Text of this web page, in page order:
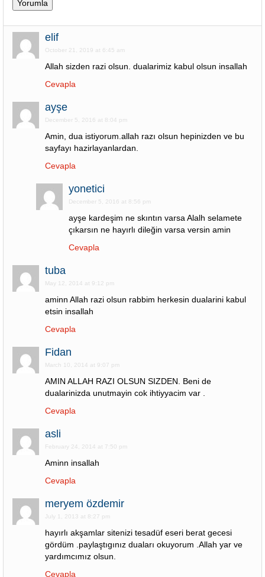
elif
October 21, 2019 at 6:45 am
Allah sizden razi olsun. dualarimiz kabul olsun insallah
Cevapla
ayşe
December 5, 2016 at 8:04 pm
Amin, dua istiyorum.allah razı olsun hepinizden ve bu
sayfayı hazirlayanlardan.
Cevapla
yonetici
December 5, 2016 at 8:56 pm
ayşe kardeşim ne skıntın varsa Alalh selamete
çıkarsın ne hayırlı dileğin varsa versin amin
Cevapla
tuba
May 12, 2014 at 9:12 pm
aminn Allah razi olsun rabbim herkesin dualarini kabul
etsin insallah
Cevapla
Fidan
March 10, 2014 at 9:07 pm
AMIN ALLAH RAZI OLSUN SIZDEN. Beni de
dualarinizda unutmayin cok ihtiyyacim var .
Cevapla
asli
February 24, 2014 at 7:50 pm
Aminn insallah
Cevapla
meryem özdemir
July 1, 2013 at 8:27 pm
hayırlı akşamlar sitenizi tesadüf eseri berat gecesi
gördüm .paylaştıgınız duaları okuyorum .Allah yar ve
yardımcımız olsun.
Cevapla